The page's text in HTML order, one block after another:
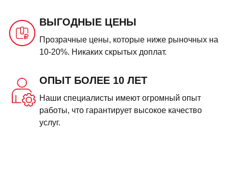
ВЫГОДНЫЕ ЦЕНЫ
Прозрачные цены, которые ниже рыночных на
10-20%. Никаких скрытых доплат.
ОПЫТ БОЛЕЕ 10 ЛЕТ
Наши специалисты имеют огромный опыт
работы, что гарантирует высокое качество
услуг.